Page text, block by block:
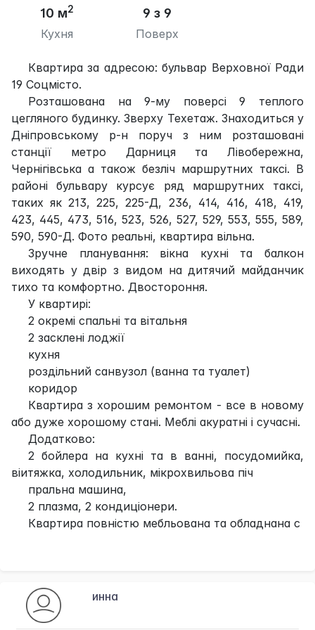
10 м2
Кухня
9 з 9
Поверх
Квартира за адресою: бульвар Верховної Ради
19 Соцмісто.
Розташована на 9-му поверсі 9 теплого
цегляного будинку. Зверху Техетаж. Знаходиться у
Дніпровському р-н поруч з ним розташовані
станції метро Дарниця та Лівобережна,
Чернігівська а також безліч маршрутних таксі. В
районі бульвару курсує ряд маршрутних таксі,
таких як 213, 225, 225-Д, 236, 414, 416, 418, 419,
423, 445, 473, 516, 523, 526, 527, 529, 553, 555, 589,
590, 590-Д. Фото реальні, квартира вільна.
Зручне планування: вікна кухні та балкон
виходять у двір з видом на дитячий майданчик
тихо та комфортно. Двостороння.
У квартирі:
2 окремі спальні та вітальня
2 засклені лоджії
кухня
роздільний санвузол (ванна та туалет)
коридор
Квартира з хорошим ремонтом - все в новому
або дуже хорошому стані. Меблі акуратні і сучасні.
Додатково:
2 бойлера на кухні та в ванні, посудомийка,
віитяжка, холодильник, мікрохвильова піч
пральна машина,
2 плазма, 2 кондиціонери.
Квартира повністю мебльована та обладнана с
инна